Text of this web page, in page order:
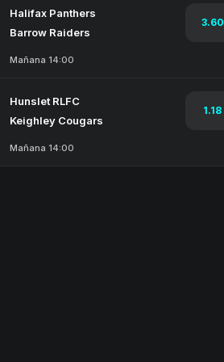
Halifax Panthers
Barrow Raiders
3.60
Mañana 14:00
Hunslet RLFC
Keighley Cougars
1.18
Mañana 14:00